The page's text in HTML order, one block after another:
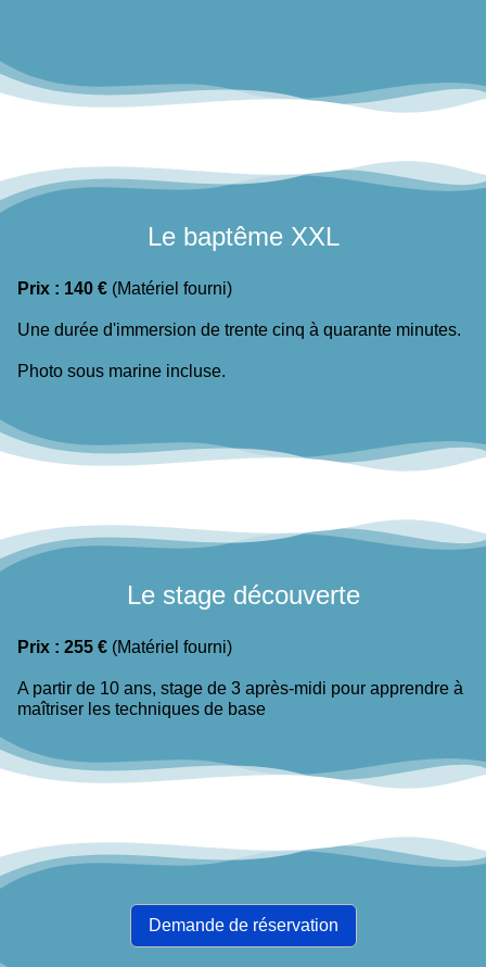
Le baptême XXL
Prix : 140 € (Matériel fourni)
Une durée d'immersion de trente cinq à quarante minutes.
Photo sous marine incluse.
Le stage découverte
Prix : 255 € (Matériel fourni)
A partir de 10 ans, stage de 3 après-midi pour apprendre à
maîtriser les techniques de base
Demande de réservation